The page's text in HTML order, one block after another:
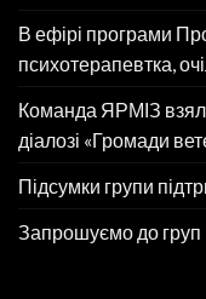
В ефірі програми
психотерапевтка,
Команда ЯРМІЗ
діалозі «Громади
Підсумки групи
Запрошуємо до груп